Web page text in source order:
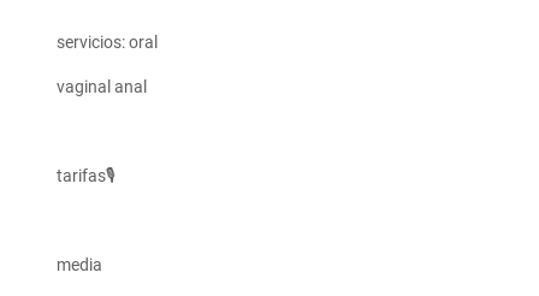
servicios: oral
vaginal anal
tarifas🎙️
media